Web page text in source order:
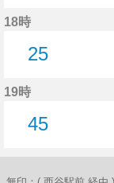
18時
25
19時
45